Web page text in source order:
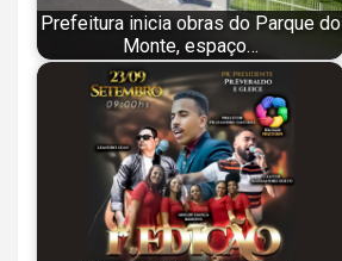
Prefeitura inicia obras do Parque do
Monte, espaço…